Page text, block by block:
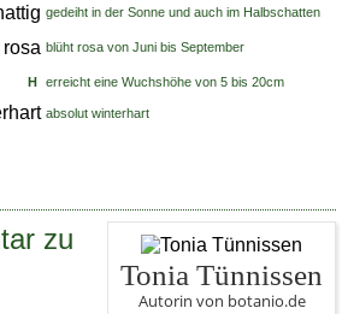
gedeiht in der Sonne und auch im Halbschatten
blüht rosa von Juni bis September
H erreicht eine Wuchshöhe von 5 bis 20cm
absolut winterhart
Tonia Tünnissen
Autorin von botanio.de
zu